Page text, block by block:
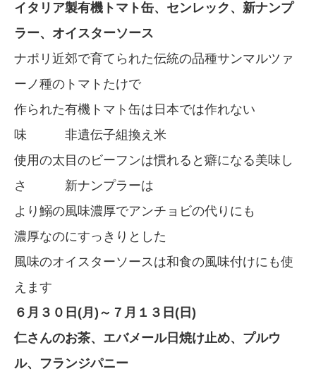
イタリア製有機トマト缶、センレック、新ナンプ
ラー、オイスターソース
ナポリ近郊で育てられた伝統の品種サンマルツァ
ーノ種のトマトたけで
作られた有機トマト缶は日本では作れない
味 非遺伝子組換え米
使用の太目のビーフンは慣れると癖になる美味し
さ 新ナンプラーは
より鰯の風味濃厚でアンチョビの代りにも
濃厚なのにすっきりとした
風味のオイスターソースは和食の風味付けにも使
えます
６月３０日(月)～７月１３日(日)
仁さんのお茶、エバメール日焼け止め、プルウ
ル、フランジパニー